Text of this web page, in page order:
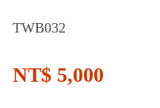
TWB032
5,000